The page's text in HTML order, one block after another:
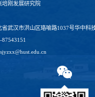
培刚发展研究院
省武汉市洪山区珞喻路1037号华中科
87543151